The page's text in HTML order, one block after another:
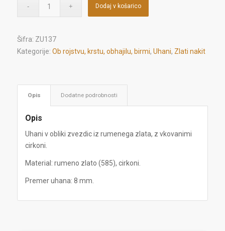
Dodaj v košarico
Šifra: ZU137
Kategorije: Ob rojstvu, krstu, obhajilu, birmi, Uhani, Zlati nakit
Opis Dodatne podrobnosti
Opis
Uhani v obliki zvezdic iz rumenega zlata, z vkovanimi
cirkoni.
Material: rumeno zlato (585), cirkoni.
Premer uhana: 8 mm.